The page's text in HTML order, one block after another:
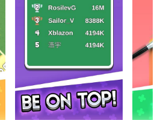
游戏优势：
和使游戏更有挑战性和乐趣。
的数字，感受到成长和进步的